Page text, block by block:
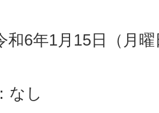
和6年1月15日（月
なし